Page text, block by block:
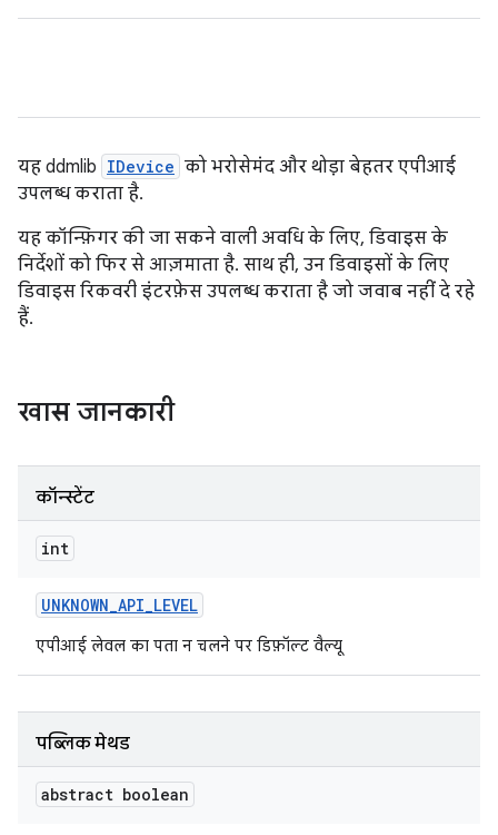
यह ddmlib IDevice को भरोसेमंद और थोड़ा बेहतर एपीआई
उपलब्ध कराता है.
यह कॉन्फ़िगर की जा सकने वाली अवधि के लिए, डिवाइस के
निर्देशों को फिर से आज़माता है. साथ ही, उन डिवाइसों के लिए
डिवाइस रिकवरी इंटरफ़ेस उपलब्ध कराता है जो जवाब नहीं दे रहे
हैं.
खास जानकारी
कॉन्स्टेंट
int
UNKNOWN_API_LEVEL
एपीआई लेवल का पता न चलने पर डिफ़ॉल्ट वैल्यू
पब्लिक मेथड
abstract boolean